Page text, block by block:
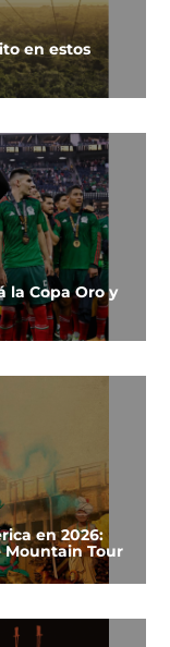
en estos
la Copa Oro y
en 2026:
Mountain Tour